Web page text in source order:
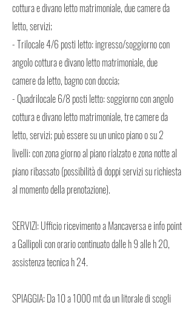
cottura e divano letto matrimoniale, due camere da
letto, servizi;
- Trilocale 4/6 posti letto: ingresso/soggiorno con
angolo cottura e divano letto matrimoniale, due
camere da letto, bagno con doccia;
- Quadrilocale 6/8 posti letto: soggiorno con angolo
cottura e divano letto matrimoniale, tre camere da
letto, servizi; può essere su un unico piano o su 2
livelli: con zona giorno al piano rialzato e zona notte al
piano ribassato (possibilità di doppi servizi su richiesta
al momento della prenotazione).
SERVIZI: Ufficio ricevimento a Mancaversa e info point
a Gallipoli con orario continuato dalle h 9 alle h 20,
assistenza tecnica h 24.
SPIAGGIA: Da 10 a 1000 mt da un litorale di scogli